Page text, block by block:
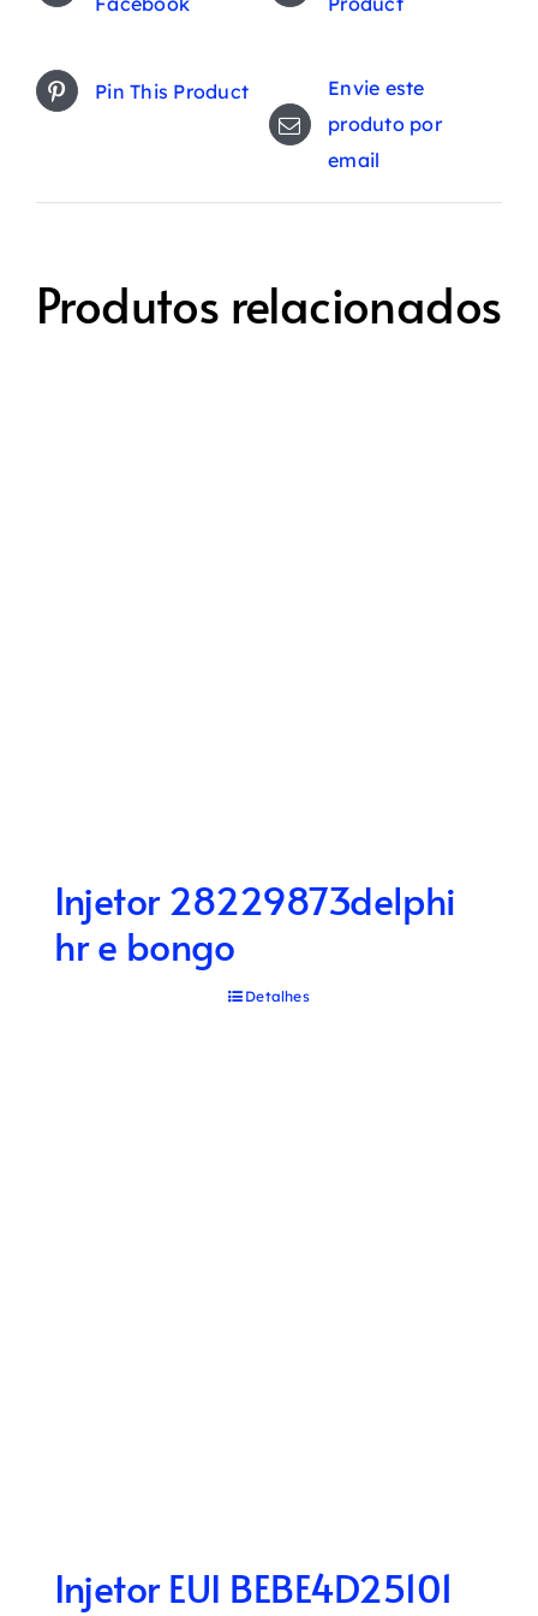
Pin This Product
Envie este
produto por
email
Produtos relacionados
Injetor 28229873delphi
hr e bongo
Detalhes
Injetor EUI BEBE4D25101